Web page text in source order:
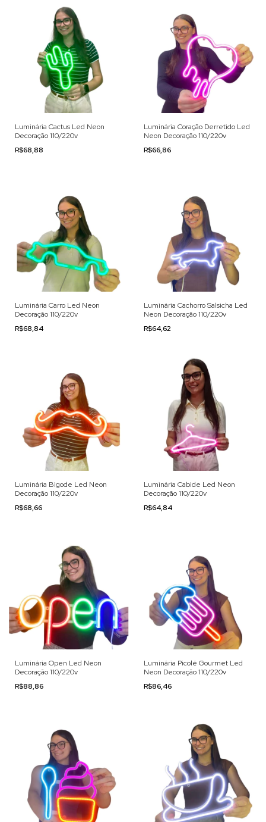
Luminária Cactus Led Neon
Decoração 110/220v
R$68,88
Luminária Coração Derretido Led
Neon Decoração 110/220v
R$66,86
Luminária Carro Led Neon
Decoração 110/220v
R$68,84
Luminária Cachorro Salsicha Led
Neon Decoração 110/220v
R$64,62
Luminária Bigode Led Neon
Decoração 110/220v
R$68,66
Luminária Cabide Led Neon
Decoração 110/220v
R$64,84
Luminária Open Led Neon
Decoração 110/220v
R$88,86
Luminária Picolé Gourmet Led
Neon Decoração 110/220v
R$86,46